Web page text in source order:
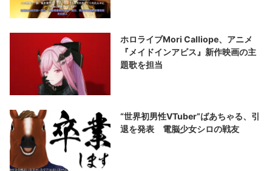
ホロライブMori Calliope、アニメ
『メイドインアビス』新作映画の主
題歌を担当
“世界初男性VTuber”ばあちゃる、引
退を発表 電脳少女シロの戦友